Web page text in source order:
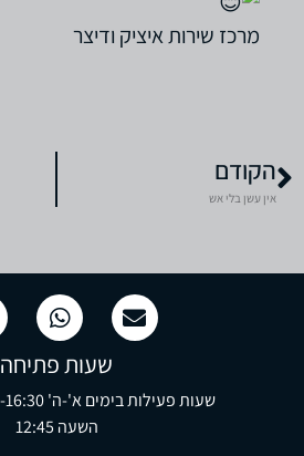
מרכז שירות איציק ודיצר
הקודם
אין עשן בלי אש
שעות פתיחה
השעה 12:45